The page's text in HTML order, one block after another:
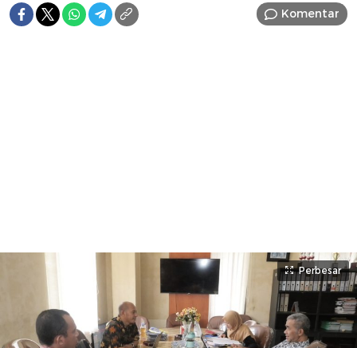
Komentar
Perbesar